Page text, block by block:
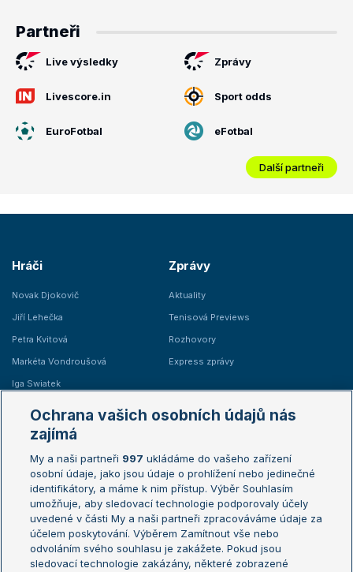
Partneři
Live výsledky Zprávy
Livescore.in Sport odds
EuroFotbal eFotbal
Další partneři
Hráči
Novak Djokovič
Jiří Lehečka
Petra Kvitová
Markéta Vondroušová
Iga Swiatek
Zprávy
Aktuality
Tenisová Previews
Rozhovory
Express zprávy
Žebříčky
Žebříček ATP (muži)
Žebříček WTA (ženy)
Sázkařský žebříček
Australian Open
French Open
Wimbledon
US Open
Turnaj mistrů
Turnaj mistryň
Ochrana vašich osobních údajů nás
zajímá
My a naši partneři 997 ukládáme do vašeho zařízení
osobní údaje, jako jsou údaje o prohlížení nebo jedinečné
identifikátory, a máme k nim přístup. Výběr Souhlasím
umožňuje, aby sledovací technologie podporovaly účely
uvedené v části My a naši partneři zpracováváme údaje za
účelem poskytování. Výběrem Zamítnout vše nebo
odvoláním svého souhlasu je zakážete. Pokud jsou
sledovací technologie zakázány, některé zobrazené